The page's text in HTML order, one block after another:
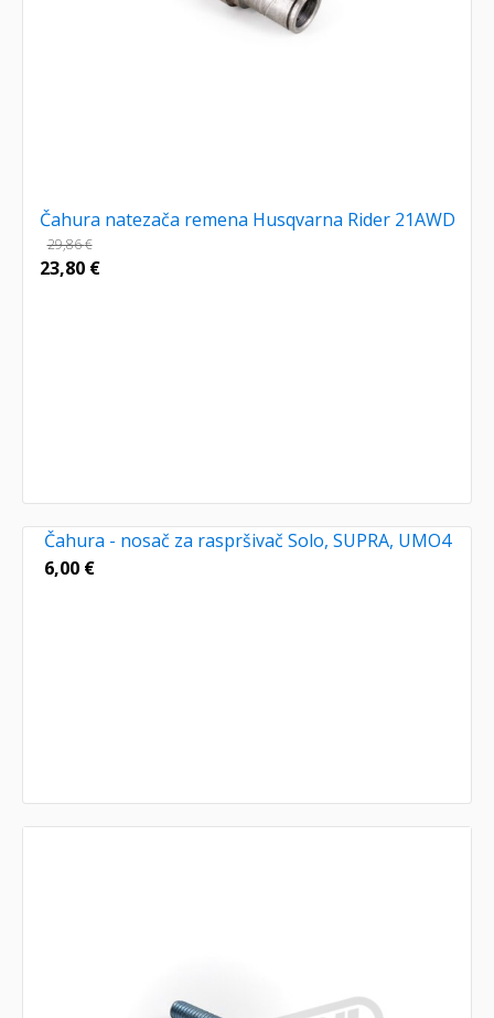
Čahura natezača remena Husqvarna Rider 21AWD
29,86€
23,80 €
Čahura - nosač za raspršivač Solo, SUPRA, UMO4
6,00 €